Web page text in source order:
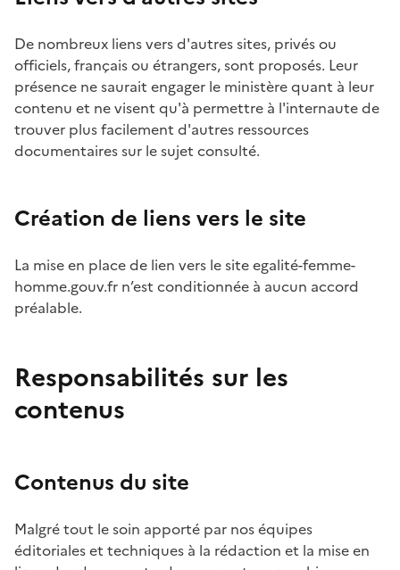
De nombreux liens vers d'autres sites, privés ou
officiels, français ou étrangers, sont proposés. Leur
présence ne saurait engager le ministère quant à leur
contenu et ne visent qu'à permettre à l'internaute de
trouver plus facilement d'autres ressources
documentaires sur le sujet consulté.
Création de liens vers le site
La mise en place de lien vers le site egalité-femme-
homme.gouv.fr n’est conditionnée à aucun accord
préalable.
Responsabilités sur les
contenus
Contenus du site
Malgré tout le soin apporté par nos équipes
éditoriales et techniques à la rédaction et la mise en